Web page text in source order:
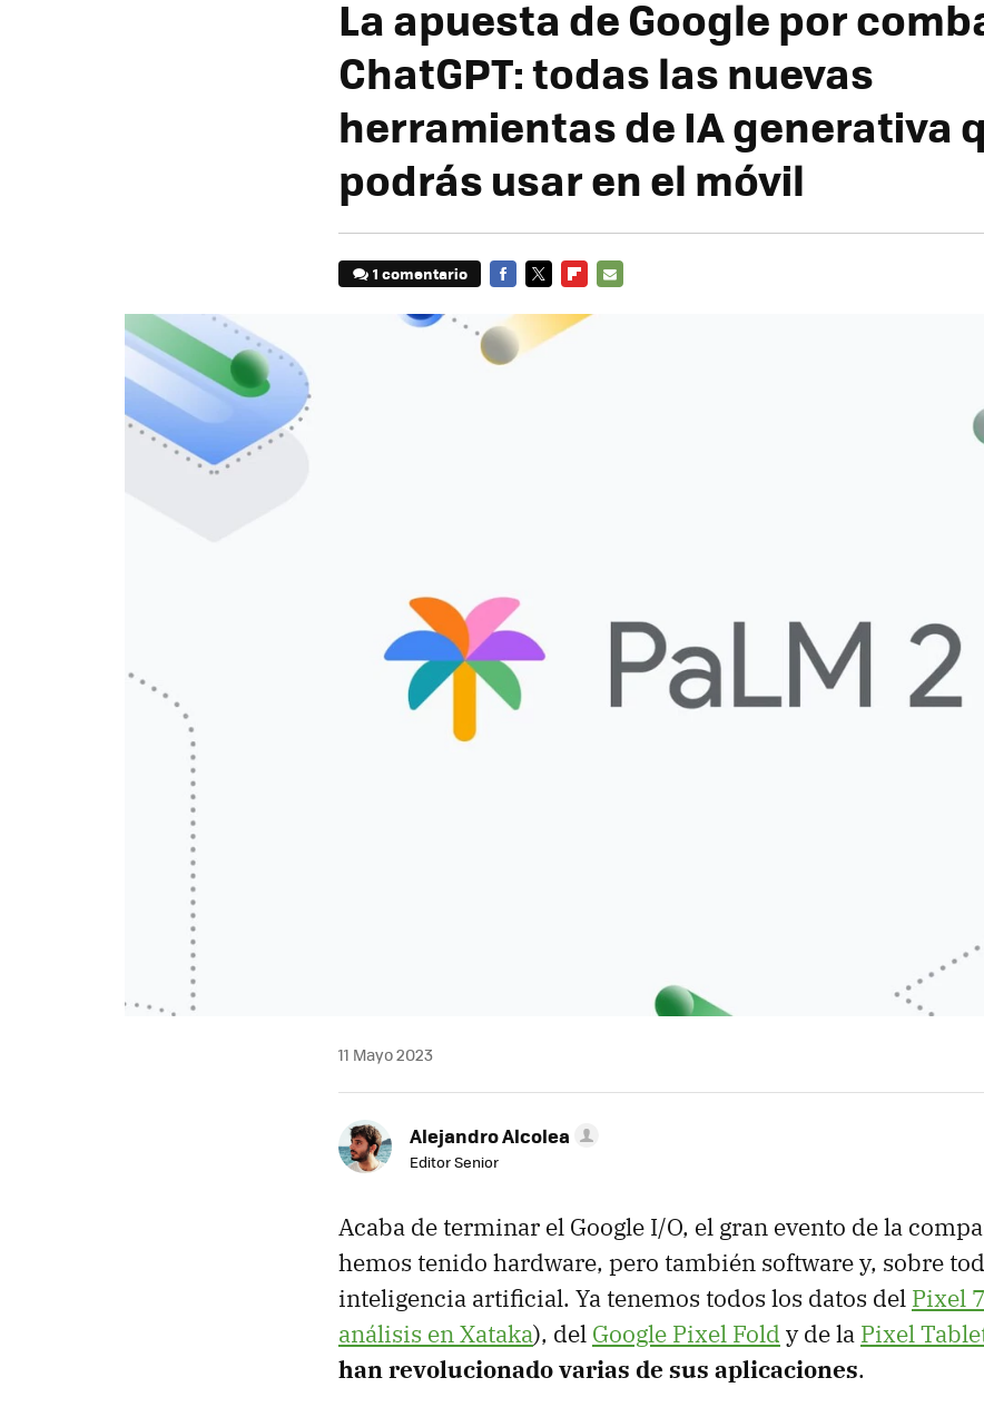
La apuesta de Google por
ChatGPT: todas las nuevas
herramientas de IA generativa
podrás usar en el móvil
1 comentario
11 Mayo 2023
Alejandro Alcolea
Editor Senior
Acaba de terminar el Google I/O, el gran evento de la
hemos tenido hardware, pero también software y, sobre
inteligencia artificial. Ya tenemos todos los datos del Pixel
análisis en Xataka), del Google Pixel Fold y de la Pixel
han revolucionado varias de sus aplicaciones.